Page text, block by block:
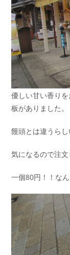
優しい甘い香り
板がありました。
饅頭とは違うらし
気になるので注文
一個80円！！な